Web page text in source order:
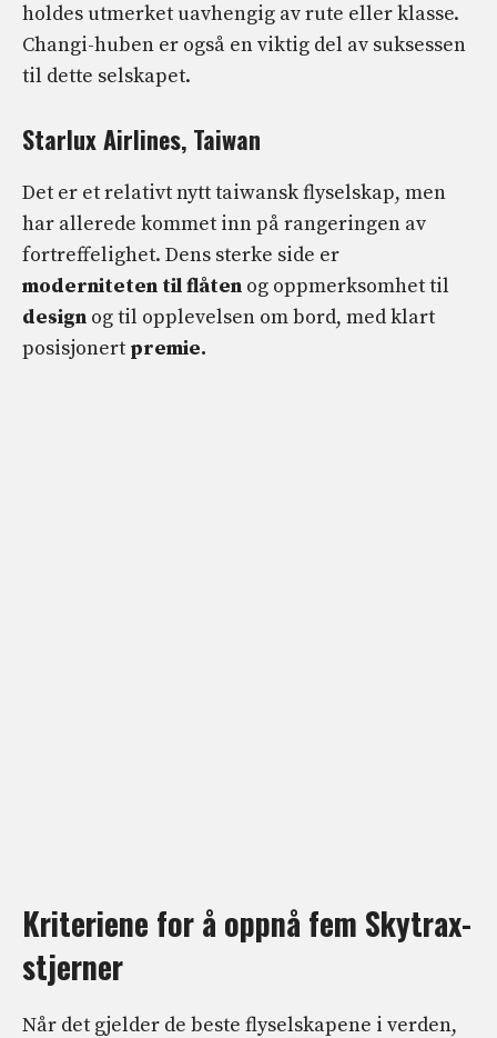
holdes utmerket uavhengig av rute eller klasse.
Changi-huben er også en viktig del av suksessen
til dette selskapet.
Starlux Airlines, Taiwan
Det er et relativt nytt taiwansk flyselskap, men
har allerede kommet inn på rangeringen av
fortreffelighet. Dens sterke side er
moderniteten til flåten og oppmerksomhet til
design og til opplevelsen om bord, med klart
posisjonert premie.
Kriteriene for å oppnå fem Skytrax-
stjerner
Når det gjelder de beste flyselskapene i verden,